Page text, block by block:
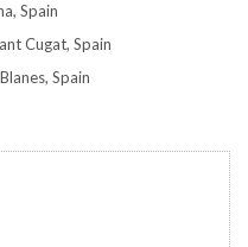
Spain
Cugat, Spain
Spain